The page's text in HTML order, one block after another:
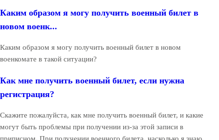
Каким образом я могу получить военный билет в
новом военк...
Каким образом я могу получить военный билет в новом
военкомате в такой ситуации?
Как мне получить военный билет, если нужна
регистрация?
Скажите пожалуйста, как мне получить военный билет, и какие
могут быть проблемы при получении из-за этой записи в